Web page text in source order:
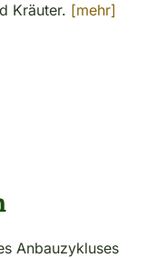
Kräuter. [mehr]
Anbauzykluses